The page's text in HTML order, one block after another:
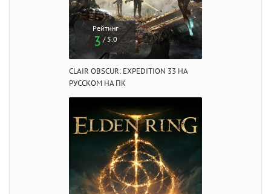
Рейтинг
3 / 5.0
CLAIR OBSCUR: EXPEDITION 33 НА
РУССКОМ НА ПК